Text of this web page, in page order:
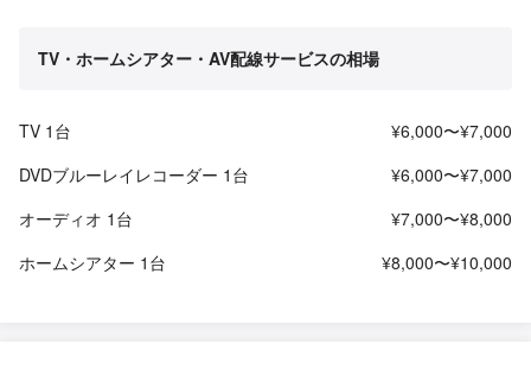
TV・ホームシアター・AV配線サービスの相場
TV 1台
¥6,000〜¥7,000
DVDブルーレイレコーダー 1台
¥6,000〜¥7,000
オーディオ 1台
¥7,000〜¥8,000
ホームシアター 1台
¥8,000〜¥10,000